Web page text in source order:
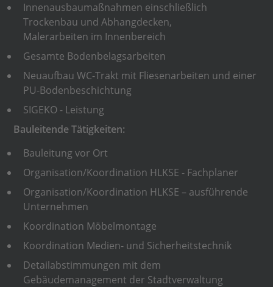
Innenausbaumaßnahmen einschließlich
Trockenbau und Abhangdecken,
Malerarbeiten im Innenbereich
Gesamte Bodenbelagsarbeiten
Neuaufbau WC-Trakt mit Fliesenarbeiten und einer
PU-Bodenbeschichtung
SIGEKO - Leistung
Bauleitende Tätigkeiten:
Bauleitung vor Ort
Organisation/Koordination HLKSE - Fachplaner
Organisation/Koordination HLKSE – ausführende
Unternehmen
Koordination Möbelmontage
Koordination Medien- und Sicherheitstechnik
Detailabstimmungen mit dem
Gebäudemanagement der Stadtverwaltung